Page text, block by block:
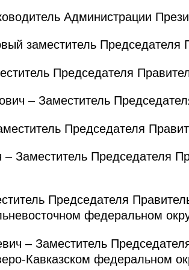
Администрации
заместитель Председателя
Председателя
– Заместитель
Председателя
Председателя
Председателя
федеральном
– Заместитель
Кавказском федеральном